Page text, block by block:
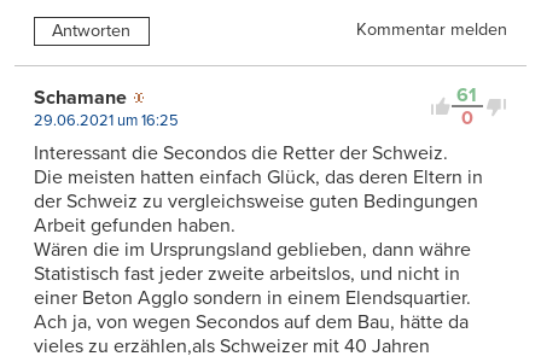
Antworten Kommentar melden
61
0
Schamane
29.06.2021 um 16:25
Interessant die Secondos die Retter der Schweiz.
Die meisten hatten einfach Glück, das deren Eltern in
der Schweiz zu vergleichsweise guten Bedingungen
Arbeit gefunden haben.
Wären die im Ursprungsland geblieben, dann währe
Statistisch fast jeder zweite arbeitslos, und nicht in
einer Beton Agglo sondern in einem Elendsquartier.
Ach ja, von wegen Secondos auf dem Bau, hätte da
vieles zu erzählen,als Schweizer mit 40 Jahren